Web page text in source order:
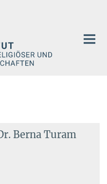
Berna Turam